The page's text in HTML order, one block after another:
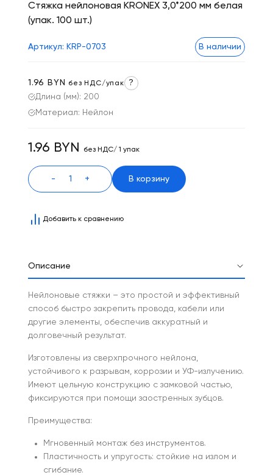
Стяжка нейлоновая KRONEX 3,0*200 мм белая
(упак. 100 шт.)
Артикул: KRP-0703 В наличии
Длина (мм): 200
Материал: Нейлон
1.96 BYN без НДС/упак ?
1.96 BYN без НДС/ 1 упак
- + В корзину
Добавить к сравнению
Описание
Нейлоновые стяжки – это простой и эффективный
способ быстро закрепить провода, кабели или
другие элементы, обеспечив аккуратный и
долговечный результат.
Изготовлены из сверхпрочного нейлона,
устойчивого к разрывам, коррозии и УФ-излучению.
Имеют цельную конструкцию с замковой частью,
фиксируются при помощи заостренных зубцов.
Преимущества:
Мгновенный монтаж без инструментов.
Пластичность и упругость: стойкие на излом и
сгибание.